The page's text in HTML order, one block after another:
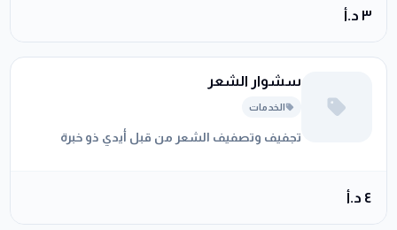
٣ د.أ
سشوار الشعر
الخدمات
تجفيف وتصفيف الشعر من قبل أيدي ذو خبرة
٤ د.أ